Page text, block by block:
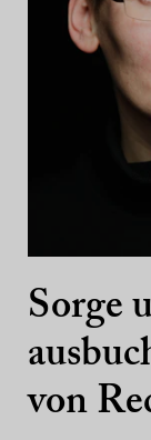
Sorge
von